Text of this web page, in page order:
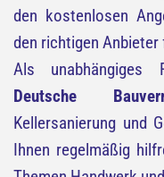
den kostenlosen
den richtigen Anbieter
Als unabhängiges
Deutsche
Kellersanierung und
Ihnen regelmäßig